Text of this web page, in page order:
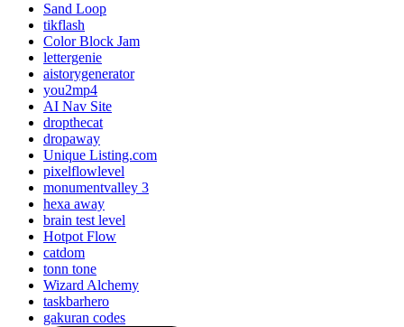
Sand Loop
tikflash
Color Block Jam
lettergenie
aistorygenerator
you2mp4
AI Nav Site
dropthecat
dropaway
Unique Listing.com
pixelflowlevel
monumentvalley 3
hexa away
brain test level
Hotpot Flow
catdom
tonn tone
Wizard Alchemy
taskbarhero
gakuran codes